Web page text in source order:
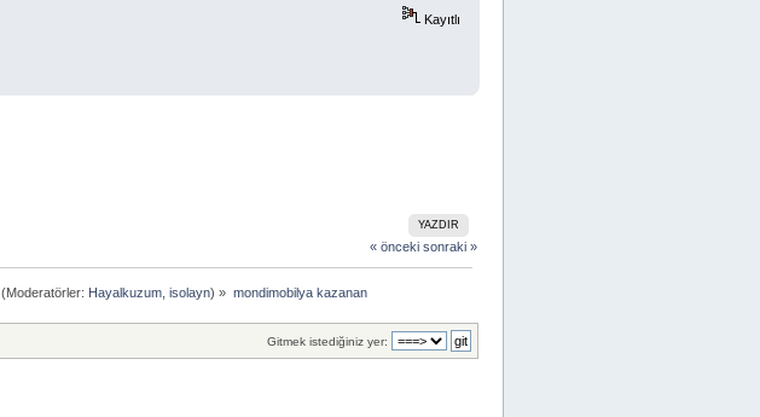
Kayıtlı
YAZDIR
« önceki sonraki »
(Moderatörler: Hayalkuzum ,isolayn) » mondimobilya kazanan
Gitmek istediğiniz yer: